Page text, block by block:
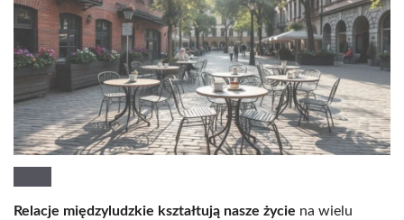
Relacje międzyludzkie kształtują nasze życie na wielu